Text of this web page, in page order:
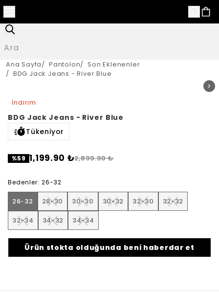
Ana Sayfa/ Pantolon/ Son Eklenenler
/ BDG Jack Jeans - River Blue
İndirim
BDG Jack Jeans - River Blue
Tükeniyor
%59 1,199.90 ₺2,899.90 ₺
Bedenler: 26-32
26-32 28-30 30-30 30-32 32-30 32-32
32-34 34-32 34-34
Ürün stokta olduğunda beni haberdar et